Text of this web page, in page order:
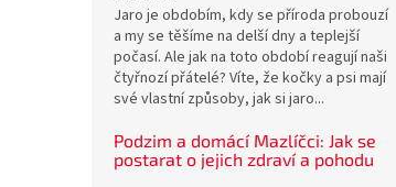
Jaro je obdobím, kdy se příroda probouzí
a my se těšíme na delší dny a teplejší
počasí. Ale jak na toto období reagují naši
čtyřnozí přátelé? Víte, že kočky a psi mají
své vlastní způsoby, jak si jaro...
Podzim a domácí Mazlíčci: Jak se
postarat o jejich zdraví a pohodu